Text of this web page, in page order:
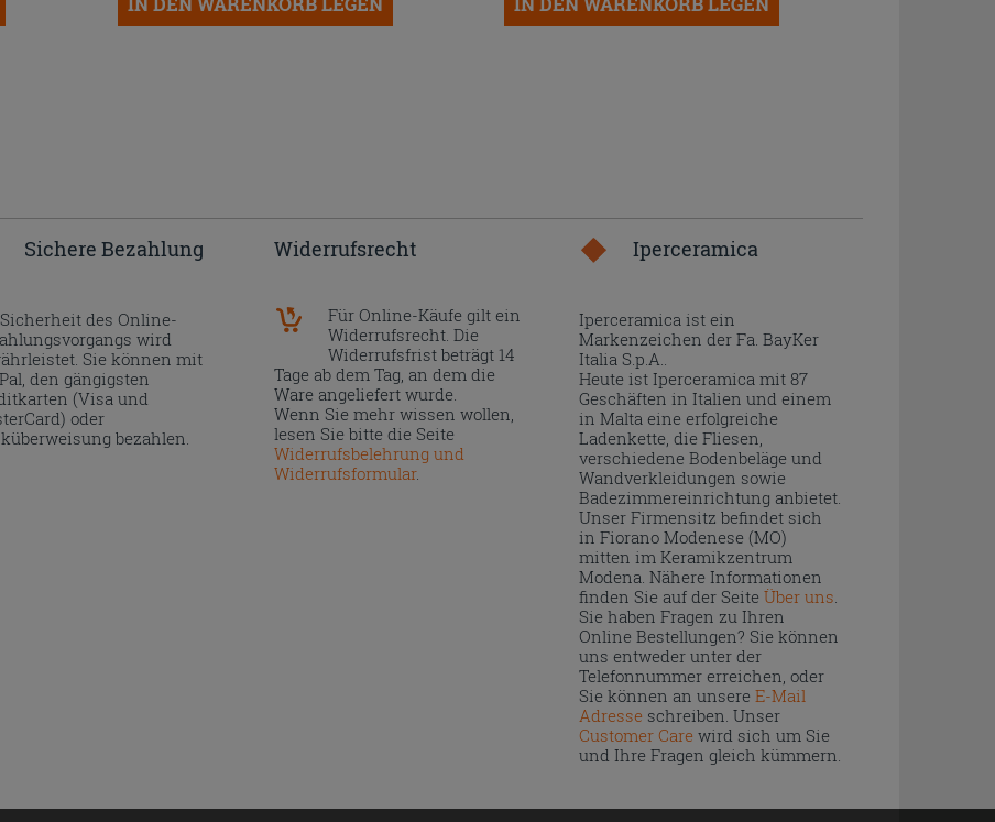
Sichere Bezahlung
des Online-
wird
Sie können mit
den gängigsten
(Visa und
oder
bezahlen.
Widerrufsrecht
Für Online-Käufe gilt ein
Widerrufsrecht. Die
Widerrufsfrist beträgt 14
Tage ab dem Tag, an dem die
Ware angeliefert wurde.
Wenn Sie mehr wissen wollen,
lesen Sie bitte die Seite
Widerrufsbelehrung und
Widerrufsformular.
Iperceramica
Iperceramica ist ein
Markenzeichen der Fa. BayKer
Italia S.p.A..
Heute ist Iperceramica mit 87
Geschäften in Italien und einem
in Malta eine erfolgreiche
Ladenkette, die Fliesen,
verschiedene Bodenbeläge und
Wandverkleidungen sowie
Badezimmereinrichtung anbietet.
Unser Firmensitz befindet sich
in Fiorano Modenese (MO)
mitten im Keramikzentrum
Modena. Nähere Informationen
finden Sie auf der Seite Über uns.
Sie haben Fragen zu Ihren
Online Bestellungen? Sie können
uns entweder unter der
Telefonnummer erreichen, oder
Sie können an unsere E-Mail
Adresseschreiben. Unser
Customer Carewird sich um Sie
und Ihre Fragen gleich kümmern.